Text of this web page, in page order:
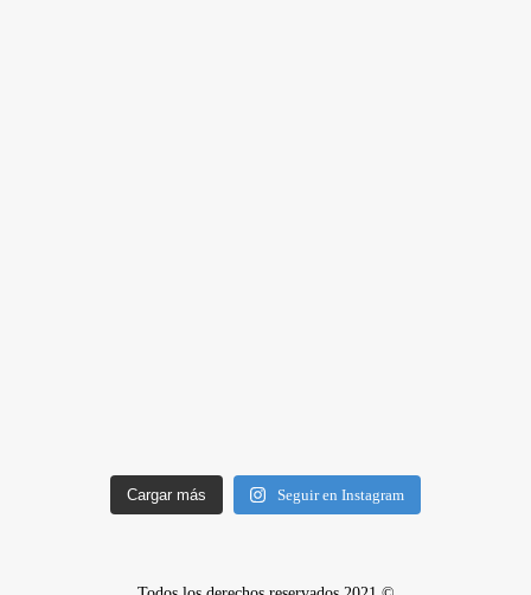
Cargar más Seguir en Instagram